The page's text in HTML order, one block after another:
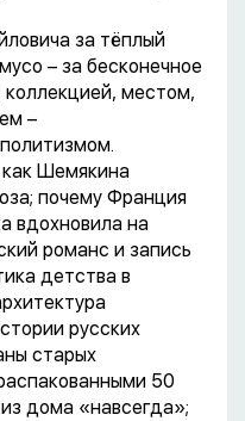
за тёплый
– за бесконечное
местом,
–
Шемякина
почему Франция
вдохновила на
романс и запись
детства в
русских
старых
50
дома «навсегда»;